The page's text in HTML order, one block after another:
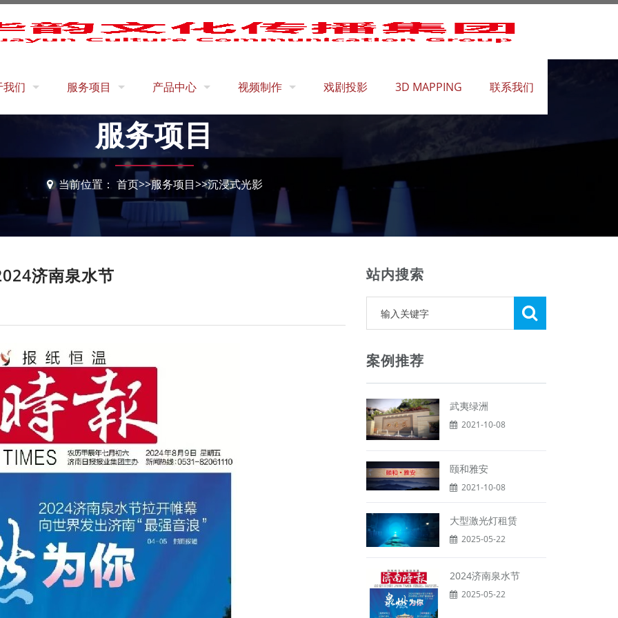
我们 服务项目
文旅光影
大型演出
沉浸式光影
工程案例
产品中心
投影机设备
视频服务器
BLACKTRAX 动态跟踪系统
交互特效
视频制作
多折幕沉浸式影片
展厅交互内容
企业宣传片
戏剧投影 3D MAPPING 联系我们
服务项目
当前位置： 首页>>服务项目>>沉浸式光影
济南泉水节 站内搜索
案例推荐
武夷绿洲
2021-10-08
颐和雅安
2021-10-08
大型激光灯租赁
2025-05-22
2024济南泉水节
2025-05-22